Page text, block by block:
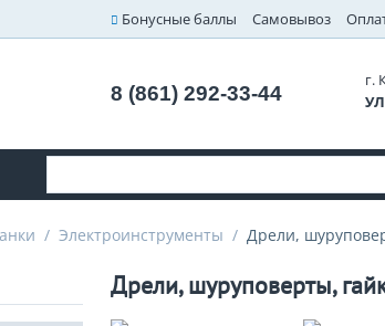
Бонусные баллы Самовывоз
8 (861) 292-33-44
г.
/ Электроинструменты / Дрели,
Дрели, шуруповерты,